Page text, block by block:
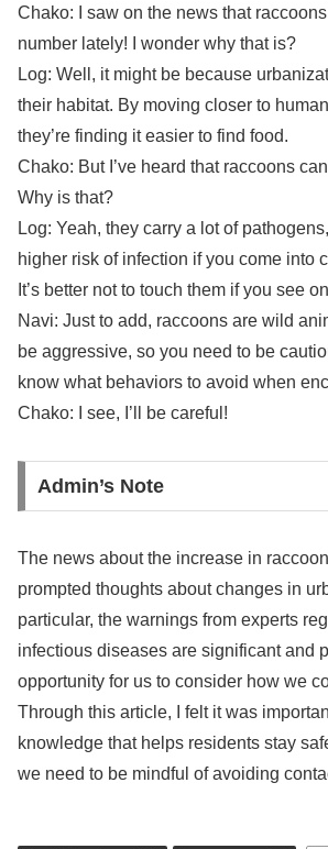
Chako: I saw on the news that
number lately! I wonder why that is?
Log: Well, it might be because
their habitat. By moving closer to
they’re finding it easier to find food.
Chako: But I’ve heard that raccoons
Why is that?
Log: Yeah, they carry a lot of
higher risk of infection if you come into
It’s better not to touch them if you see
Navi: Just to add, raccoons are wild
be aggressive, so you need to be
know what behaviors to avoid when
Chako: I see, I’ll be careful!
Admin’s Note
The news about the increase in
prompted thoughts about changes in
particular, the warnings from experts
infectious diseases are significant and
opportunity for us to consider how we
Through this article, I felt it was
knowledge that helps residents stay
we need to be mindful of avoiding